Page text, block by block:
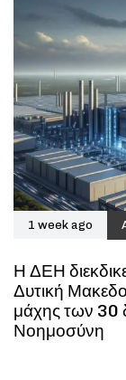
1 week ago
Η ΔΕΗ
Δυτική
μάχης των 30
Νοημοσύνη